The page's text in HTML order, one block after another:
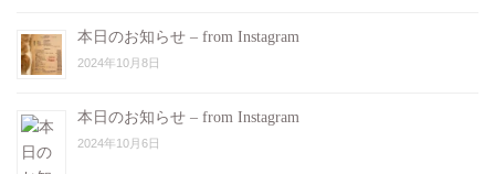
本日のお知らせ – from Instagram
2024年10月8日
本日のお知らせ – from Instagram
2024年10月6日